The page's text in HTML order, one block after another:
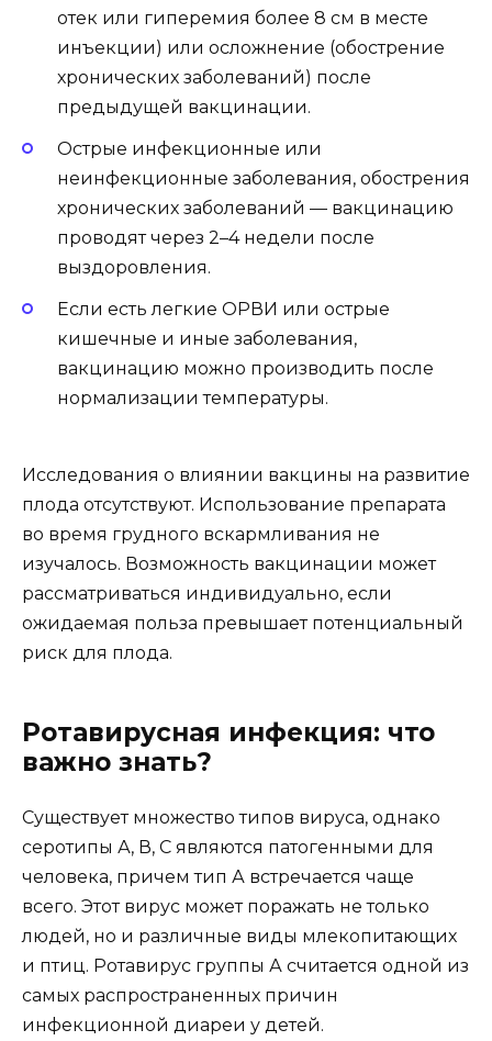
отек или гиперемия более 8 см в месте
инъекции) или осложнение (обострение
хронических заболеваний) после
предыдущей вакцинации.
Острые инфекционные или
неинфекционные заболевания, обострения
хронических заболеваний — вакцинацию
проводят через 2–4 недели после
выздоровления.
Если есть легкие ОРВИ или острые
кишечные и иные заболевания,
вакцинацию можно производить после
нормализации температуры.
Исследования о влиянии вакцины на развитие
плода отсутствуют. Использование препарата
во время грудного вскармливания не
изучалось. Возможность вакцинации может
рассматриваться индивидуально, если
ожидаемая польза превышает потенциальный
риск для плода.
Ротавирусная инфекция: что
важно знать?
Существует множество типов вируса, однако
серотипы А, В, С являются патогенными для
человека, причем тип А встречается чаще
всего. Этот вирус может поражать не только
людей, но и различные виды млекопитающих
и птиц. Ротавирус группы А считается одной из
самых распространенных причин
инфекционной диареи у детей.